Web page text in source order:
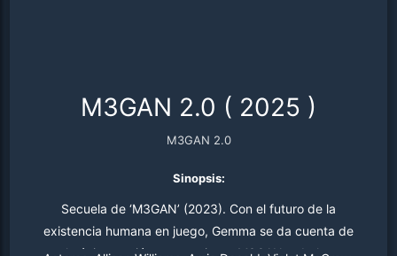
M3GAN 2.0 ( 2025 )
M3GAN 2.0
Sinopsis:
Secuela de ‘M3GAN’ (2023). Con el futuro de la
existencia humana en juego, Gemma se da cuenta de
que la única opción es resucitar a M3GAN y darle unas